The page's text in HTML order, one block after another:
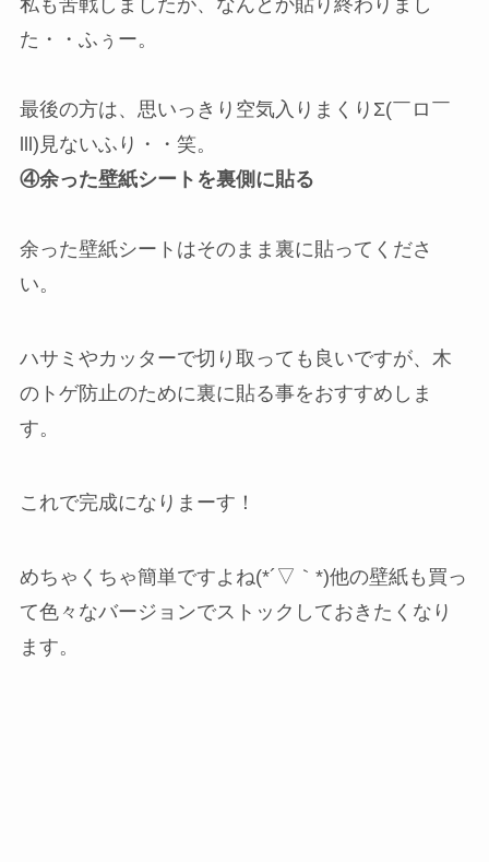
私も苦戦しましたが、なんとか貼り終わりまし
た・・ふぅー。
最後の方は、思いっきり空気入りまくりΣ(￣ロ￣
lll)見ないふり・・笑。
④余った壁紙シートを裏側に貼る
余った壁紙シートはそのまま裏に貼ってくださ
い。
ハサミやカッターで切り取っても良いですが、木
のトゲ防止のために裏に貼る事をおすすめしま
す。
これで完成になりまーす！
めちゃくちゃ簡単ですよね(*´▽｀*)他の壁紙も買っ
て色々なバージョンでストックしておきたくなり
ます。